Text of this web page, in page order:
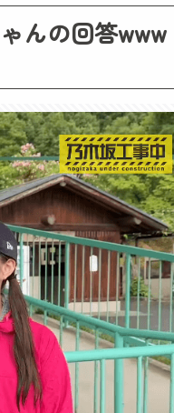
んの回答